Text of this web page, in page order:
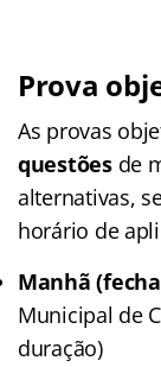
Prova
As provas
questõesde
alternativas,
horário de
Manhã
Municipal de
duração)